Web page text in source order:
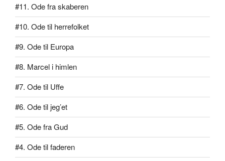
#11. Ode fra skaberen
#10. Ode til herrefolket
#9. Ode til Europa
#8. Marcel i himlen
#7. Ode til Uffe
#6. Ode til jeg’et
#5. Ode fra Gud
#4. Ode til faderen